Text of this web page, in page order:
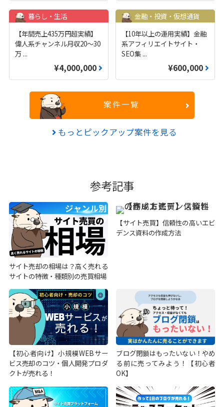
暮らし・生活
【年間売上435万円超実績】
偉人系チャンネル月収20～30
万 ...
¥4,000,000
金融・投資・仮想通貨
【10年以上の運用実績】金融
系アフィリエイトサイト・
SEO集 ...
¥600,000
案件一覧
もっとピックアップ案件を見る
参考記事
サイト売却の相場は？高く売れる
サイトの特徴・種類別の売買相場
【サイト売買】信頼性の高いエビ
デンス資料の作成方法
【初心者向け】小規模WEBサー
ビス売却のコツ・個人開発プロダ
クトが売れる！
ブログ閉鎖はもったいない！やめ
る前に売ってみよう！【初心者
OK】